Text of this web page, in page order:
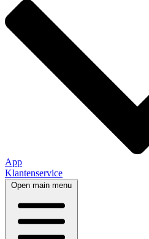
App
Klantenservice
Open main menu